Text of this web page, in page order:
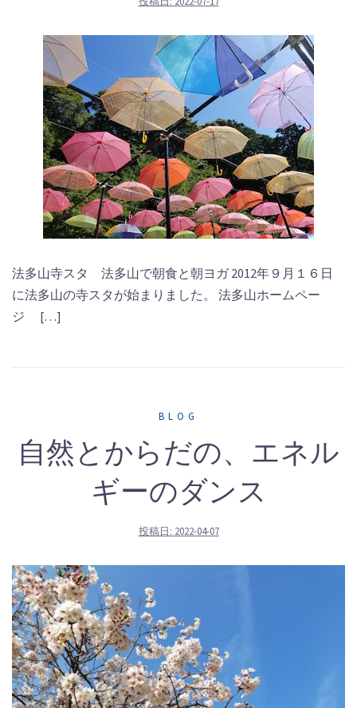
法多山寺スタ 法多山で朝食と朝ヨガ 2012年９月１６日
に法多山の寺スタが始まりました。 法多山ホームペー
ジ […]
BLOG
自然とからだの、エネル
ギーのダンス
投稿日: 2022-04-07